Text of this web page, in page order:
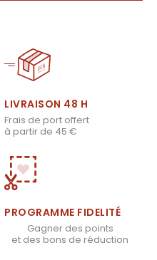
LIVRAISON 48 H
Frais de port offert
à partir de 45 €
PROGRAMME FIDELITÉ
Gagner des points
et des bons de réduction